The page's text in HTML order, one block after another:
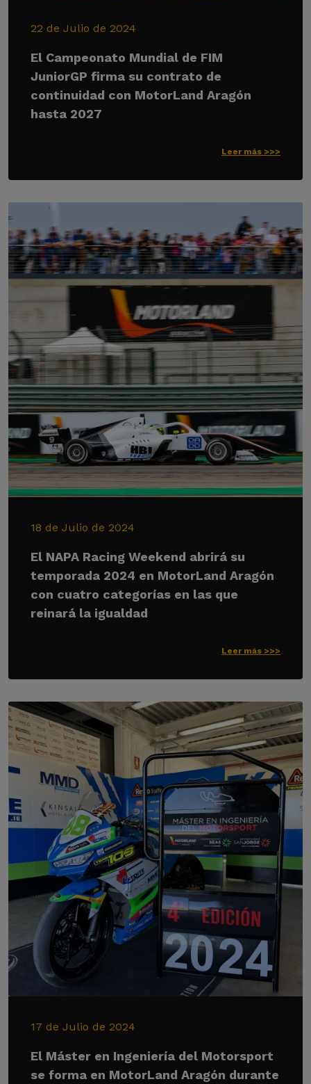
22 de Julio de 2024
El Campeonato Mundial de FIM
JuniorGP firma su contrato de
continuidad con MotorLand Aragón
hasta 2027
Leer más >>>
18 de Julio de 2024
El NAPA Racing Weekend abrirá su
temporada 2024 en MotorLand Aragón
con cuatro categorías en las que
reinará la igualdad
Leer más >>>
17 de Julio de 2024
El Máster en Ingeniería del Motorsport
se forma en MotorLand Aragón durante